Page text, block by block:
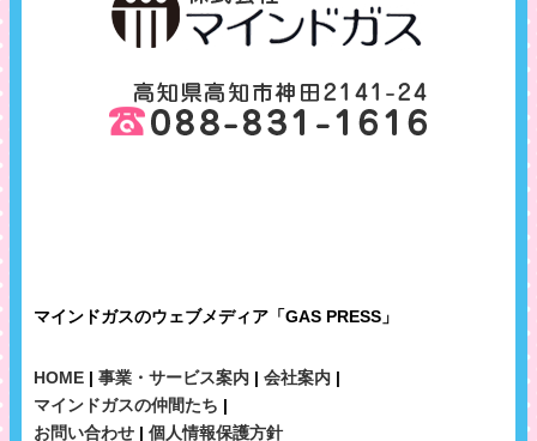
マインドガスのウェブメディア「GAS PRESS」
HOME | 事業・サービス案内 | 会社案内 |
マインドガスの仲間たち |
お問い合わせ | 個人情報保護方針